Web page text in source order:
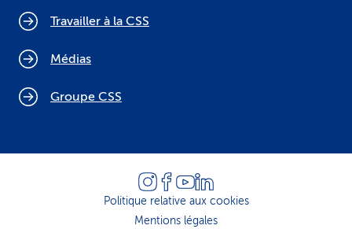
Travailler à la CSS
Médias
Groupe CSS
Politique relative aux cookies
Mentions légales